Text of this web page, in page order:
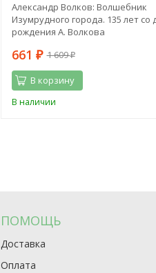
Александр Волков: Волшебник
Изумрудного города. 135 лет со
рождения А. Волкова
661 ₽ 1 609₽
В корзину
В наличии
ПОМОЩЬ
Доставка
Оплата